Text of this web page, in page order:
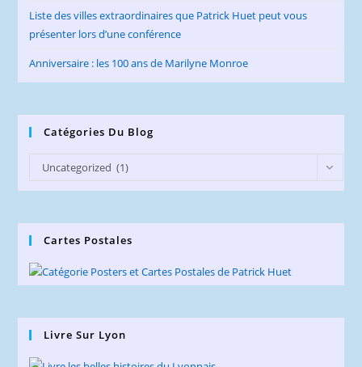
Liste des villes extraordinaires que Patrick Huet peut vous
présenter lors d’une conférence
Anniversaire : les 100 ans de Marilyne Monroe
Catégories Du Blog
Catégories
du
Uncategorized (1)
Cartes Postales
Livre Sur Lyon